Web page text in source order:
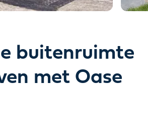
buitenruimte
met Oase